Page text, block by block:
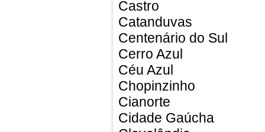
Castro
Catanduvas
Centenário do Sul
Cerro Azul
Céu Azul
Chopinzinho
Cianorte
Cidade Gaúcha